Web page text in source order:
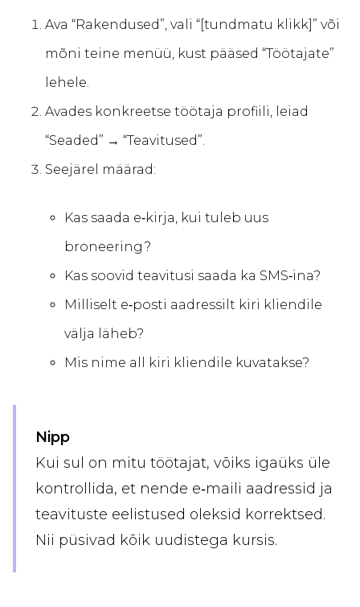
Ava “Rakendused”, vali “[tundmatu klikk]” või
mõni teine menüü, kust pääsed “Töötajate”
lehele.
Avades konkreetse töötaja profiili, leiad
“Seaded” → “Teavitused”.
Seejärel määrad:
Kas saada e‑kirja, kui tuleb uus
broneering?
Kas soovid teavitusi saada ka SMS‑ina?
Milliselt e‑posti aadressilt kiri kliendile
välja läheb?
Mis nime all kiri kliendile kuvatakse?
Nipp
Kui sul on mitu töötajat, võiks igaüks üle
kontrollida, et nende e‑maili aadressid ja
teavituste eelistused oleksid korrektsed.
Nii püsivad kõik uudistega kursis.